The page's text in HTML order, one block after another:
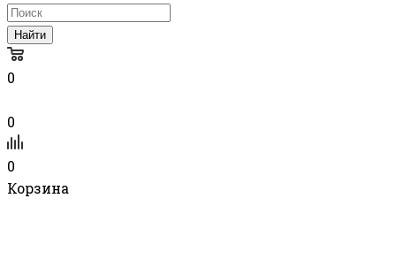
Найти
0
0
0
Корзина